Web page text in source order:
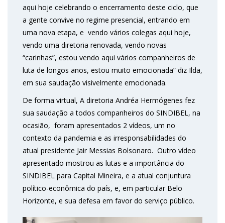
aqui hoje celebrando o encerramento deste ciclo, que
a gente convive no regime presencial, entrando em
uma nova etapa, e vendo vários colegas aqui hoje,
vendo uma diretoria renovada, vendo novas
“carinhas”, estou vendo aqui vários companheiros de
luta de longos anos, estou muito emocionada” diz Ilda,
em sua saudação visivelmente emocionada.
De forma virtual, A diretoria Andréa Hermógenes fez
sua saudação a todos companheiros do SINDIBEL, na
ocasião, foram apresentados 2 vídeos, um no
contexto da pandemia e as irresponsabilidades do
atual presidente Jair Messias Bolsonaro. Outro vídeo
apresentado mostrou as lutas e a importância do
SINDIBEL para Capital Mineira, e a atual conjuntura
político-econômica do país, e, em particular Belo
Horizonte, e sua defesa em favor do serviço público.